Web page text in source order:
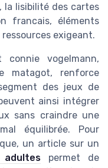
la lisibilité des cartes
francais, éléments
exigeant.
vogelmann,
matagot, renforce
des jeux de
ainsi intégrer
sans craindre une
équilibrée. Pour
un article sur un
permet de